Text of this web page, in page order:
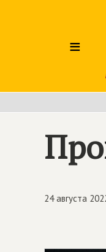
≡
24 августа